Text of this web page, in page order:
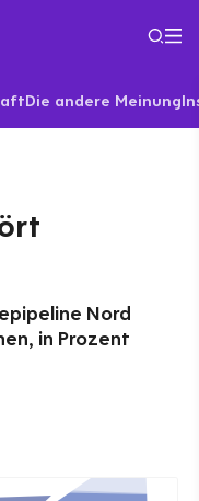
Die andere Meinung
Nord
in Prozent